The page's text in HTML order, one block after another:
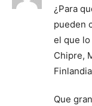
¿Para
pueden
el que
Chipre,
Que